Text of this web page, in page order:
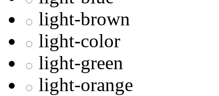
light-brown
light-color
light-green
light-orange